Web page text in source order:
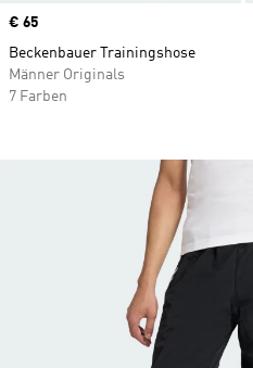
Price
€ 65
Beckenbauer Trainingshose
Männer Originals
7 Farben